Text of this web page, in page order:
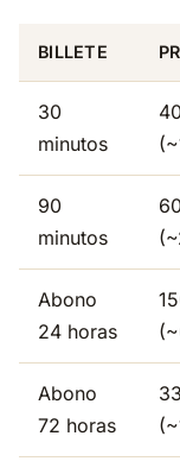
BILLETE
30
minutos
90
minutos
Abono
24 horas
Abono
72 horas